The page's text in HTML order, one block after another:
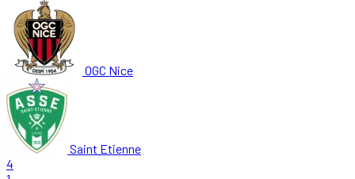
OGC Nice
Saint Etienne
4